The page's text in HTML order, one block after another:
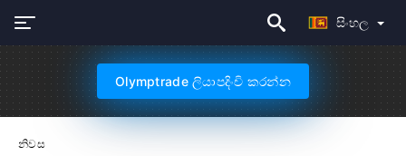
සිංහල
Olymptrade ලියාපදිංචි කරන්න
නිවස